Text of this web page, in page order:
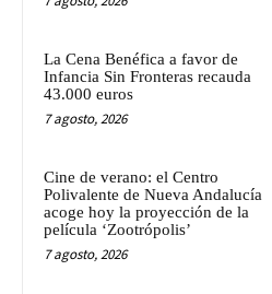
La Cena Benéfica a favor de
Infancia Sin Fronteras recauda
43.000 euros
7 agosto, 2026
Cine de verano: el Centro
Polivalente de Nueva Andalucía
acoge hoy la proyección de la
película ‘Zootrópolis’
7 agosto, 2026